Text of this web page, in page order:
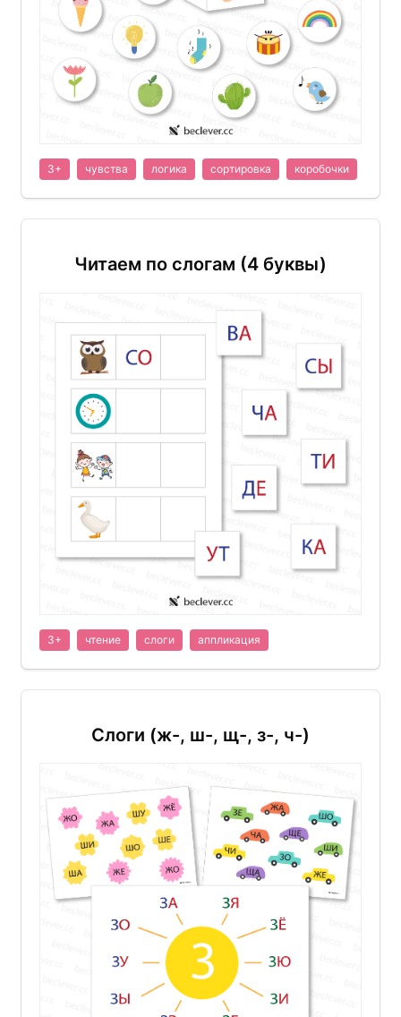
3+ чувства логика сортировка коробочки
Читаем по слогам (4 буквы)
3+ чтение слоги аппликация
Слоги (ж-, ш-, щ-, з-, ч-)